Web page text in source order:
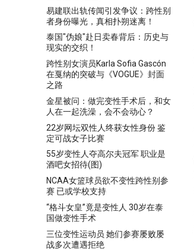
易建联出轨传闻引发争议：跨性别
者身份曝光，真相扑朔迷离！
泰国"伪娘"赴日卖春背后：历史与
现实的交织！
跨性别女演员Karla Sofia Gascón
在戛纳的突破与《VOGUE》封面
之路
金星被问：做完变性手术后，和女
人在一起洗澡，会不会动心？
22岁网坛双性人终获女性身份 鉴
定可战女子比赛
55岁变性人夺高尔夫冠军 职业是
酒吧女招待(图)
NCAA女篮球员欲不变性跨性别参
赛 已或学校支持
“格斗女皇”竟是变性人 30岁在泰
国做变性手术
三位变性运动员 她们参赛屡败屡
战多次遭遇拒绝